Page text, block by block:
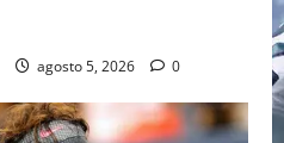
agosto 5, 2026 0